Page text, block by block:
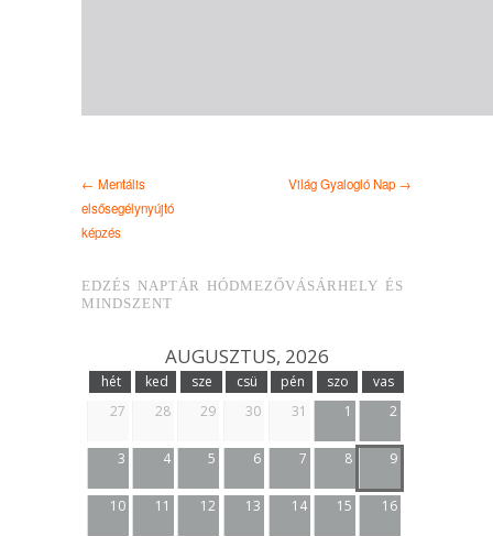
← Mentális
elsősegélynyújtó
képzés
Világ Gyalogló Nap →
EDZÉS NAPTÁR HÓDMEZŐVÁSÁRHELY ÉS
MINDSZENT
AUGUSZTUS, 2026
hét ked sze csü pén szo
vas
27
28 29 30 31 1 2
3 4 5 6 7 8 9
10 11 12 13 14 15 16